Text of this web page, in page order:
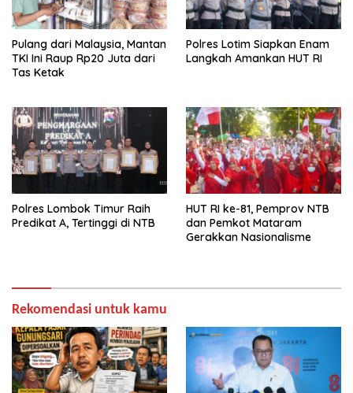
Pulang dari Malaysia, Mantan
TKI Ini Raup Rp20 Juta dari
Tas Ketak
Polres Lotim Siapkan Enam
Langkah Amankan HUT RI
Polres Lombok Timur Raih
Predikat A, Tertinggi di NTB
HUT RI ke-81, Pemprov NTB
dan Pemkot Mataram
Gerakkan Nasionalisme
Rekomendasi untuk kamu